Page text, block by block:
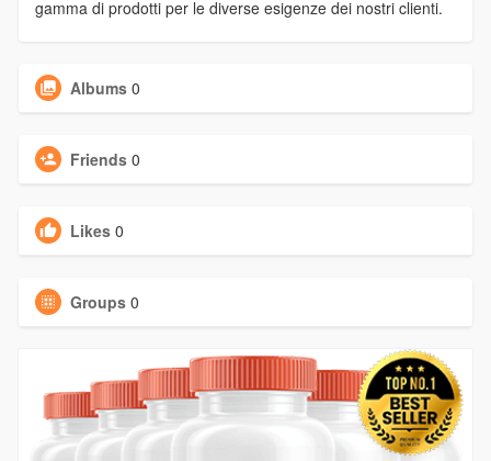
gamma di prodotti per le diverse esigenze dei nostri clienti.
Albums 0
Friends 0
Likes 0
Groups 0